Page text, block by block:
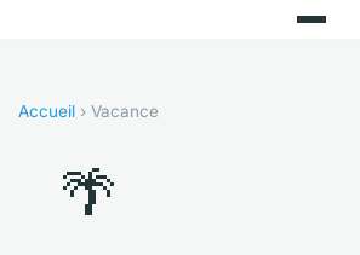
Accueil › Vacance
🌴